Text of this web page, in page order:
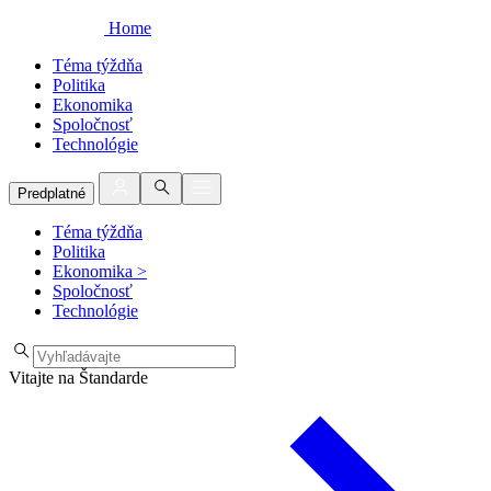
Home
Téma týždňa
Politika
Ekonomika
Spoločnosť
Technológie
Predplatné
Téma týždňa
Politika
Ekonomika >
Spoločnosť
Technológie
Vitajte na Štandarde